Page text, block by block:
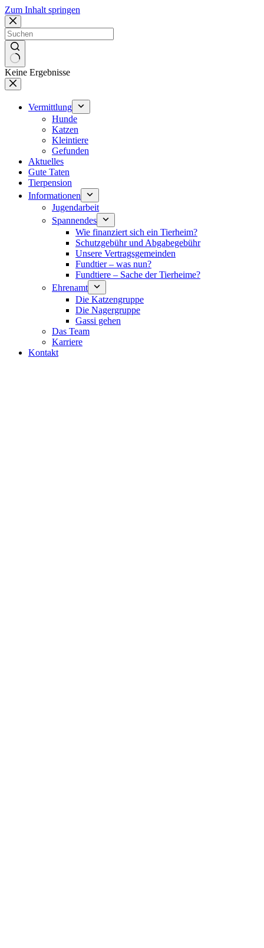
Zum Inhalt springen
Keine Ergebnisse
Vermittlung
Hunde
Katzen
Kleintiere
Gefunden
Aktuelles
Gute Taten
Tierpension
Informationen
Jugendarbeit
Spannendes
Wie finanziert sich ein Tierheim?
Schutzgebühr und Abgabegebühr
Unsere Vertragsgemeinden
Fundtier – was nun?
Fundtiere – Sache der Tierheime?
Ehrenamt
Die Katzengruppe
Die Nagergruppe
Gassi gehen
Das Team
Karriere
Kontakt